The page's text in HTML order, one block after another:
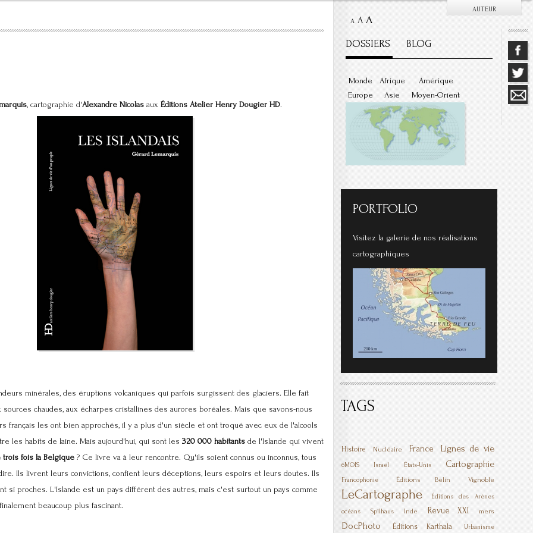
AUTEUR
, cartographie d'Alexandre Nicolasaux Éditions Atelier Henry Dougier HD.
minérales, des éruptions volcaniques qui parfois surgissent des glaciers. Elle fait
chaudes, aux écharpes cristallines des aurores boréales. Mais que savons-nous
français les ont bien approchés, il y a plus d'un siècle et ont troqué avec eux de l'alcools
les habits de laine. Mais aujourd'hui, qui sont les 320 000 habitantsde l'Islande qui vivent
trois fois la Belgique? Ce livre va à leur rencontre. Qu'ils soient connus ou inconnus, tous
Ils livrent leurs convictions, confient leurs déceptions, leurs espoirs et leurs doutes. Ils
si proches. L'Islande est un pays différent des autres, mais c'est surtout un pays comme
beaucoup plus fascinant.
A A A
DOSSIERS BLOG
Monde
Europe
Afrique
Asie
Amérique
Moyen-Orient
PORTFOLIO
Visitez la galerie de nos réalisations
cartographiques
TAGS
Histoire Nucléaire France Lignes de vie
6MOIS Israël États-Unis Cartographie
Francophonie Éditions Belin Vignoble
LeCartographe Éditions des Arènes
océans Spilhaus Inde Revue XXI mers
DocPhoto Éditions Karthala Urbanisme